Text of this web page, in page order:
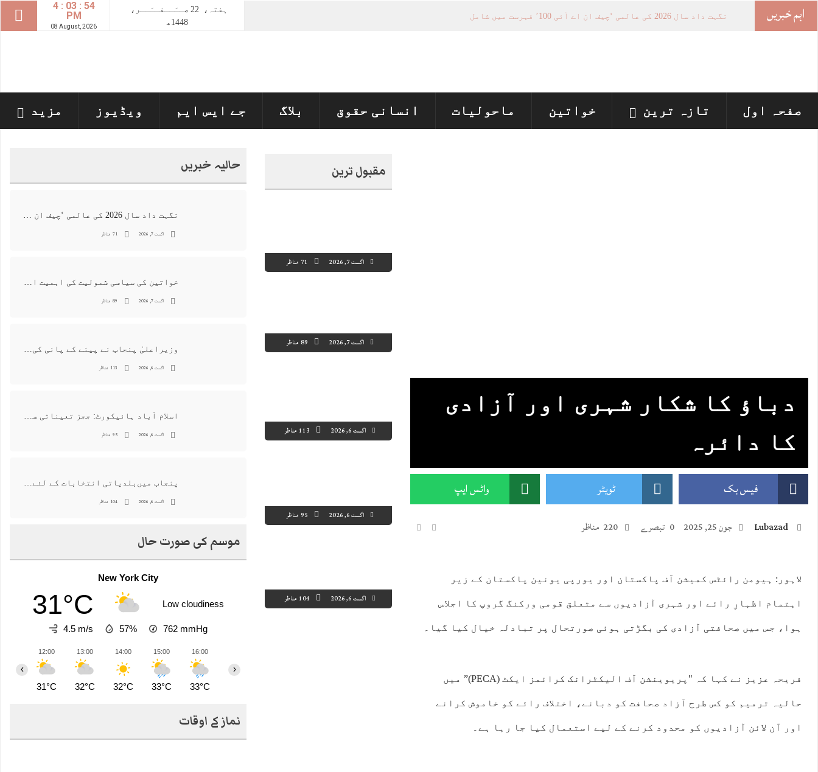
4 : 03 : 55
PM
08 August, 2026
ہفتہ، 22 صــَــفــَــر،
1448ھ
اہم خبریں خواتین
صفحہ اول تازہ ترین خواتین ماحولیات انسانی حقوق بلاگ جے ایس ایم ویڈیوز مزید
مقبول ترین
اگست 7, 2026 71 مناظر
اگست 7, 2026 89 مناظر
اگست 6, 2026 113 مناظر
اگست 6, 2026 95 مناظر
اگست 6, 2026 104 مناظر
دباؤ کا شکار شہری اور آزادی
کا دائرہ
فیس بک ٹویٹر واٹس ایپ
Lubazad جون 25, 2025 0 تبصرے 220 مناظر
لاہور: ہیومن رائٹس کمیشن آف پاکستان اور یورپی یونین پاکستان کے زیر
اہتمام اظہارِ رائے اور شہری آزادیوں سے متعلق قومی ورکنگ گروپ کا اجلاس
ہوا، جس میں صحافتی آزادی کی بگڑتی ہوئی صورتحال پر تبادلہ خیال کیا گیا۔
فریحہ عزیز نے کہا کہ "پریوینشن آف الیکٹرانک کرائمز ایکٹ (PECA)” میں
حالیہ ترمیم کو کس طرح آزاد صحافت کو دبانے، اختلاف رائے کو خاموش کرانے
اور آن لائن آزادیوں کو محدود کرنے کے لیے استعمال کیا جا رہا ہے۔
حالیہ خبریں
نگہت داد سال 2026 کی عالمی ‘چیف ان اے آئی 100’ فہرست میں شامل
اگست 7, 2026 71 مناظر
خواتین کی سیاسی شمولیت کی اہمیت اور فیصلہ سازی کے عمل میں فعال کردار
اگست 7, 2026 89 مناظر
وزیراعلیٰ پنجاب نے پینے کے پانی کی بوتل پر چارجز لگانے کی تجویز مستر دکر دی
اگست 6, 2026 113 مناظر
اسلام آباد ہائیکورٹ: ججز تعیناتی سمری منظور نہیں‌ ہونے کے خٌلاف فیصلہ محفوظ
اگست 6, 2026 95 مناظر
پنجاب میں‌بلدیاتی انتخابات کے لئے 12 ارب روپے سے زائد مختص کرنے کی منظوری
اگست 6, 2026 104 مناظر
موسم کی صورت حال
New York City
31°C Low cloudiness
4.5 m/s 57% 762 mmHg
12:00
31°C
13:00
32°C
14:00
32°C
15:00
33°C
16:00
33°C 25°C 25°C 24°C 24°C 24°C 23°C
‹ ›
نماز کے اوقات